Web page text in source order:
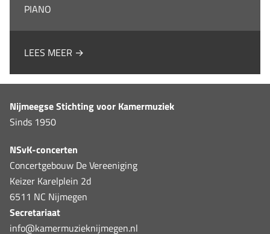
PIANO
LEES MEER →
Nijmeegse Stichting voor Kamermuziek
Sinds 1950
NSvK-concerten
Concertgebouw De Vereeniging
Keizer Karelplein 2d
6511 NC Nijmegen
Secretariaat
info@kamermuzieknijmegen.nl